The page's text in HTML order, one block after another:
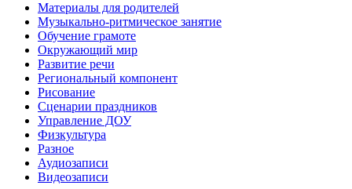
Материалы для родителей
Музыкально-ритмическое занятие
Обучение грамоте
Окружающий мир
Развитие речи
Региональный компонент
Рисование
Сценарии праздников
Управление ДОУ
Физкультура
Разное
Аудиозаписи
Видеозаписи